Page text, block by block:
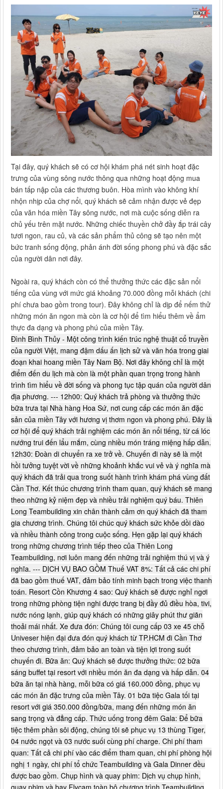
Tại đây, quý khách sẽ có cơ hội khám phá nét sinh hoạt đặc
trưng của vùng sông nước thông qua những hoạt động mua
bán tấp nập của các thương buôn. Hòa mình vào không khí
nhộn nhịp của chợ nổi, quý khách sẽ cảm nhận được vẻ đẹp
của văn hóa miền Tây sông nước, nơi mà cuộc sống diễn ra
chủ yếu trên mặt nước. Những chiếc thuyền chở đầy ắp trái cây
tươi ngon, rau củ, và các sản phẩm thủ công sẽ tạo nên một
bức tranh sống động, phản ánh đời sống phong phú và đặc sắc
của người dân nơi đây.
Ngoài ra, quý khách còn có thể thưởng thức các đặc sản nổi
tiếng của vùng với mức giá khoảng 70.000 đồng mỗi khách (chi
phí chưa bao gồm trong tour). Đây không chỉ là dịp để nếm thử
những món ăn ngon mà còn là cơ hội để tìm hiểu thêm về ẩm
thực đa dạng và phong phú của miền Tây.
Đình Bình Thủy - Một công trình kiến trúc nghệ thuật cổ truyền
của người Việt, mang đậm dấu ấn lịch sử và văn hóa trong giai
đoạn khai hoang miền Tây Nam Bộ. Nơi đây không chỉ là một
điểm đến du lịch mà còn là một phần quan trọng trong hành
trình tìm hiểu về đời sống và phong tục tập quán của người dân
địa phương. --- 12h00: Quý khách trả phòng và thưởng thức
bữa trưa tại Nhà hàng Hoa Sứ, nơi cung cấp các món ăn đặc
sản của miền Tây với hương vị thơm ngon và phong phú. Đây là
cơ hội để quý khách trải nghiệm các món ăn nổi tiếng, từ cá lóc
nướng trui đến lẩu mắm, cùng nhiều món tráng miệng hấp dẫn.
12h30: Đoàn di chuyển ra xe trở về. Chuyến đi này sẽ là một
hồi tưởng tuyệt vời về những khoảnh khắc vui vẻ và ý nghĩa mà
quý khách đã trải qua trong suốt hành trình khám phá vùng đất
Cần Thơ. Kết thúc chương trình tham quan, quý khách sẽ mang
theo những kỷ niệm đẹp và nhiều trải nghiệm quý báu. Thiên
Long Teambuilding xin chân thành cảm ơn quý khách đã tham
gia chương trình. Chúng tôi chúc quý khách sức khỏe dồi dào
và nhiều thành công trong cuộc sống. Hẹn gặp lại quý khách
trong những chương trình tiếp theo của Thiên Long
Teambuilding, nơi luôn mang đến những trải nghiệm thú vị và ý
nghĩa. --- DỊCH VỤ BAO GỒM Thuế VAT 8%: Tất cả các chi phí
đã bao gồm thuế VAT, đảm bảo tính minh bạch trong việc thanh
toán. Resort Cồn Khương 4 sao: Quý khách sẽ được nghỉ ngơi
trong những phòng tiện nghi được trang bị đầy đủ điều hòa, tivi,
nước nóng lạnh, giúp quý khách có những giây phút thư giãn
thoải mái nhất. Xe đưa đón: Chúng tôi cung cấp 03 xe 45 chỗ
Univeser hiện đại đưa đón quý khách từ TP.HCM đi Cần Thơ
theo chương trình, đảm bảo an toàn và tiện lợi trong suốt
chuyến đi. Bữa ăn: Quý khách sẽ được thưởng thức: 02 bữa
sáng buffet tại resort với nhiều món ăn đa dạng và hấp dẫn. 04
bữa ăn tại nhà hàng, mỗi bữa có giá 160.000 đồng, phục vụ
các món ăn đặc trưng của miền Tây. 01 bữa tiệc Gala tối tại
resort với giá 350.000 đồng/bữa, mang đến những món ăn
sang trọng và đẳng cấp. Thức uống trong đêm Gala: Để bữa
tiệc thêm phần sôi động, chúng tôi sẽ phục vụ 13 thùng Tiger,
04 nước ngọt và 03 nước suối cùng phí charge. Chi phí tham
quan: Tất cả chi phí vào các điểm tham quan, chi phí phòng hội
nghị 1 ngày, chi phí tổ chức Teambuilding và Gala Dinner đều
được bao gồm. Chụp hình và quay phim: Dịch vụ chụp hình,
quay phim và bay Flycam toàn bộ chương trình Teambuilding